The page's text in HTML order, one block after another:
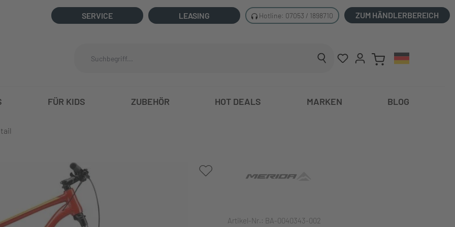
SERVICE LEASING Hotline: 07053 / 1898710 ZUM HÄNDLERBEREICH
FÜR KIDS ZUBEHÖR HOT DEALS MARKEN BLOG
Artikel-Nr.: BA-0040343-002